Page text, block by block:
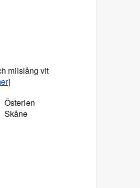
milslång vit
]
Österlen
Skåne